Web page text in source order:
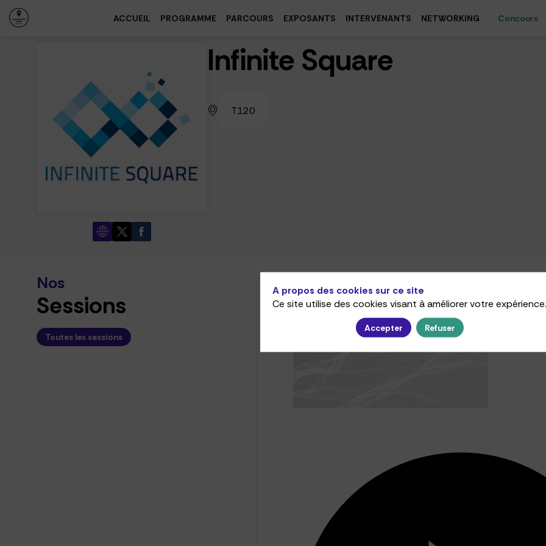
ACCUEIL PROGRAMME PARCOURS EXPOSANTS INTERVENANTS NETWORKING Concours
Infinite Square
T120
Nos
Sessions
Toutes les sessions
A propos des cookies sur ce site
Ce site utilise des cookies visant à améliorer votre expérience.
Accepter Refuser